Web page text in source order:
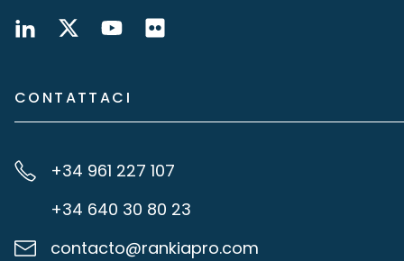
CONTATTACI
+34 961 227 107
+34 640 30 80 23
contacto@rankiapro.com